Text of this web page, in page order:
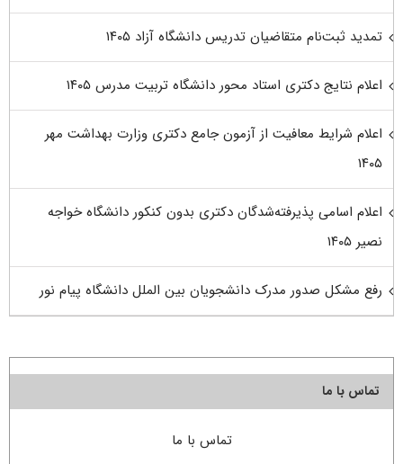
تمدید ثبت‌نام متقاضیان تدریس دانشگاه آزاد ۱۴۰۵
اعلام نتایج دکتری استاد محور دانشگاه تربیت مدرس ۱۴۰۵
اعلام شرایط معافیت از آزمون جامع دکتری وزارت بهداشت مهر
۱۴۰۵
اعلام اسامی پذیرفته‌شدگان دکتری بدون کنکور دانشگاه خواجه
نصیر ۱۴۰۵
رفع مشکل صدور مدرک دانشجویان بین الملل دانشگاه پیام نور
تماس با ما
تماس با ما